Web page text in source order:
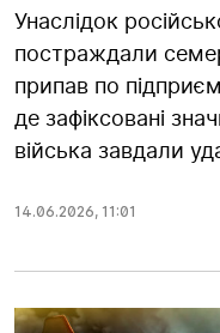
Унаслідок
постраждали
припав по
де зафіксовані
війська завдали
14.06.2026, 11:01